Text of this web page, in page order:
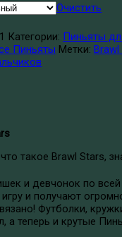
Очистить
Категории: Пиньяты
Пиньяты Метки: Brawl
такое Brawl Stars,
и девчонок по всей
игру и получают
Футболки,
а теперь и крутые